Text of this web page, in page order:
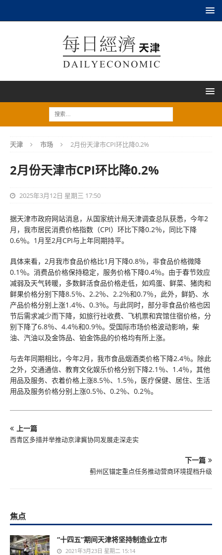
天津 市场 2月份天津市CPI环比降0.2%
2月份天津市CPI环比降0.2%
2025年3月12日 星期三 17:50
据天津市政府网站消息，从国家统计局天津调查总队获悉，今年2
月，我市居民消费价格指数（CPI）环比下降0.2％，同比下降
0.6％。1月至2月CPI与上年同期持平。
具体来看，2月我市食品价格比1月下降0.8％，非食品价格微降
0.1％。消费品价格保持稳定，服务价格下降0.4％。由于春节效应
减弱及天气转暖，多数鲜活食品价格走低，如鸡蛋、鲜菜、猪肉和
鲜果价格分别下降8.5％、2.2％、2.2％和0.7％，此外，鲜奶、水
产品价格分别上涨1.4％、0.3％。与此同时，部分非食品价格也因
节后需求减少而下降，如旅行社收费、飞机票和宾馆住宿价格，分
别下降了6.8％、4.4％和0.9％。受国际市场价格波动影响，柴
油、汽油以及金饰品、铂金饰品的价格均有所上涨。
与去年同期相比，今年2月，我市食品烟酒类价格下降2.4％。除此
之外，交通通信、教育文化娱乐价格分别下降2.1％、1.4％，其他
用品及服务、衣着价格上涨8.5％、1.5％，医疗保健、居住、生活
用品及服务价格分别上涨0.5％、0.2％、0.2％。
上一篇
西青区多措并举推动京津冀协同发展走深走实
下一篇
蓟州区锚定重点任务推动营商环境提档升级
焦点
“十四五”期间天津将坚持制造业立市
2021年3月23日 星期二 15:14